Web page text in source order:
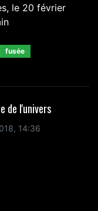
le 20 février
fusée
de l'univers
14:36